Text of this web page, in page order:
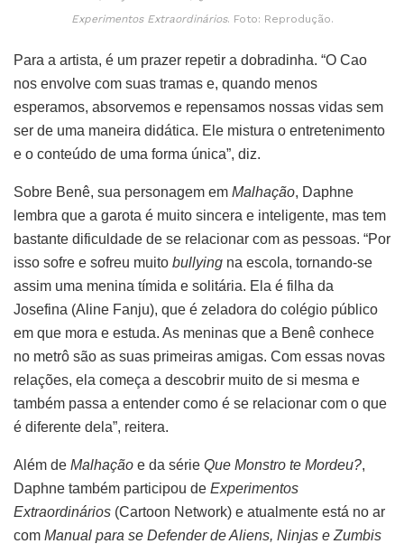
Experimentos Extraordinários. Foto: Reprodução.
Para a artista, é um prazer repetir a dobradinha. “O Cao
nos envolve com suas tramas e, quando menos
esperamos, absorvemos e repensamos nossas vidas sem
ser de uma maneira didática. Ele mistura o entretenimento
e o conteúdo de uma forma única”, diz.
Sobre Benê, sua personagem em Malhação, Daphne
lembra que a garota é muito sincera e inteligente, mas tem
bastante dificuldade de se relacionar com as pessoas. “Por
isso sofre e sofreu muito bullying na escola, tornando-se
assim uma menina tímida e solitária. Ela é filha da
Josefina (Aline Fanju), que é zeladora do colégio público
em que mora e estuda. As meninas que a Benê conhece
no metrô são as suas primeiras amigas. Com essas novas
relações, ela começa a descobrir muito de si mesma e
também passa a entender como é se relacionar com o que
é diferente dela”, reitera.
Além de Malhação e da série Que Monstro te Mordeu?,
Daphne também participou de Experimentos
Extraordinários (Cartoon Network) e atualmente está no ar
com Manual para se Defender de Aliens, Ninjas e Zumbis